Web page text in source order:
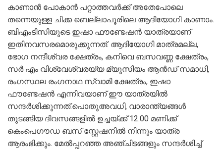
കാണാൻ പോകാൻ പറ്റാത്തവർക്ക് അതേപോലെ
തന്നെയുള്ള ചിക്ക ബെല്ലാപൂരിലെ ആദിയോഗി കാണാം.
ബിഎംടിസിയുടെ ഇഷാ ഫൗണ്ടേഷൻ യാത്രയാണ്
ഇതിനവസരമൊരുക്കുന്നത്. ആദിയോഗി മാത്രമല്ല,
ഭോഗ നന്ദീശ്വര ക്ഷേത്രം, കനിവെ ബസവണ്ണ ക്ഷേത്രം,
സർ എം വിശ്വേശ്വരയ്യ മ്യൂസിയം ആൻഡ് സമാധി,
രംഗസ്ഥല രംഗനാഥ സ്വാമി ക്ഷേത്രം, ഇഷാ
ഫൗണ്ടേഷൻ എന്നിവയാണ് ഈ യാത്രയിൽ
സന്ദർശിക്കുന്നത്.പൊതുഅവധി, വാരാന്ത്യങ്ങൾ
തുടങ്ങിയ ദിവസങ്ങളിൽ ഉച്ചയ്ക്ക് 12.00 മണിക്ക്
കെംപെഗൗഡ ബസ് സ്റ്റേഷനിൽ നിന്നും യാത്ര
ആരംഭിക്കും. മേൽപ്പറഞ്ഞ അഞ്ചിടങ്ങളും സന്ദർശിച്ച്